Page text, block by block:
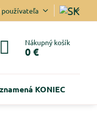
používateľa
Nákupný košík
0 €
KONIEC